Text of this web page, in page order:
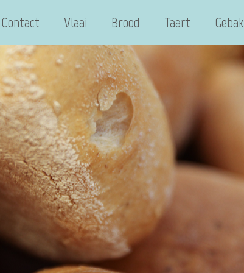
Contact Vlaai Brood Taart Gebak